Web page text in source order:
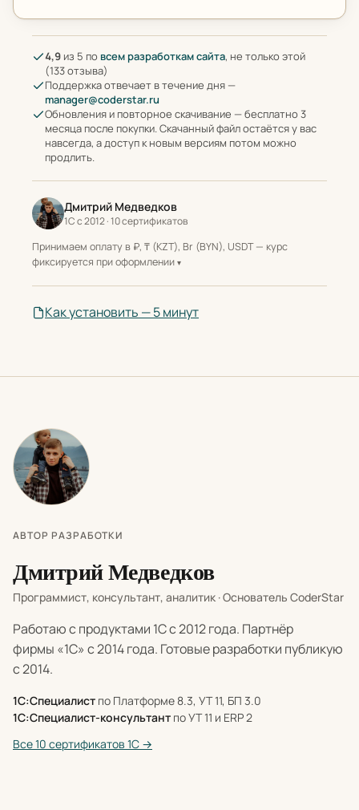
4,9 из 5 по всем разработкам сайта, не только этой
(133 отзыва)
Поддержка отвечает в течение дня —
manager@coderstar.ru
Обновления и повторное скачивание — бесплатно 3
месяца после покупки. Скачанный файл остаётся у вас
навсегда, а доступ к новым версиям потом можно
продлить.
Дмитрий Медведков
1С с 2012 · 10 сертификатов
Принимаем оплату в ₽, ₸ (KZT), Br (BYN), USDT — курс
фиксируется при оформлении
Как установить — 5 минут
АВТОР РАЗРАБОТКИ
Дмитрий Медведков
Программист, консультант, аналитик · Основатель CoderStar
Работаю с продуктами 1С с 2012 года. Партнёр
фирмы «1С» с 2014 года. Готовые разработки публикую
с 2014.
1С:Специалист по Платформе 8.3, УТ 11, БП 3.0
1С:Специалист-консультант по УТ 11 и ERP 2
Все 10 сертификатов 1С →